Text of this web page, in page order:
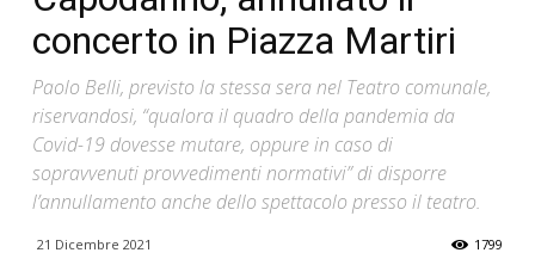
concerto in Piazza Martiri
Paolo Belli, previsto la stessa sera nel Teatro comunale,
riservandosi, “qualora il quadro della pandemia da
Covid-19 dovesse mutare, oppure in caso di
sopravvenuti provvedimenti normativi” di disporre
l’annullamento anche dello spettacolo presso il teatro.
21 Dicembre 2021 1799